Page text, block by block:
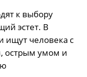
к выбору
эстет. В
ищут человека с
острым умом и